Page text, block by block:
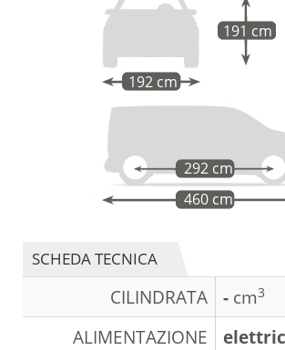
192 cm
191 cm
460 cm
292 cm
SCHEDA TECNICA
CILINDRATA - cm3
ALIMENTAZIONE